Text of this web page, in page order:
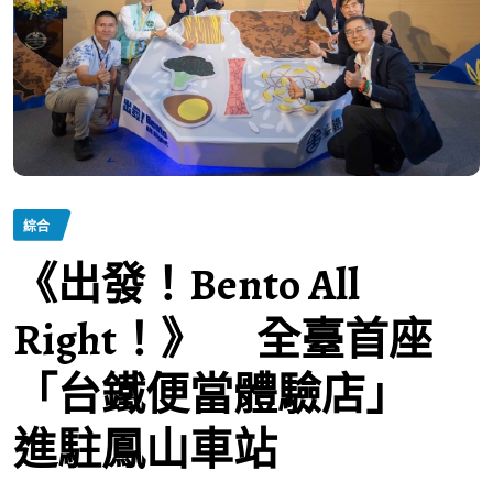
綜合
《出發！Bento All
Right！》 全臺首座
「台鐵便當體驗店」
進駐鳳山車站